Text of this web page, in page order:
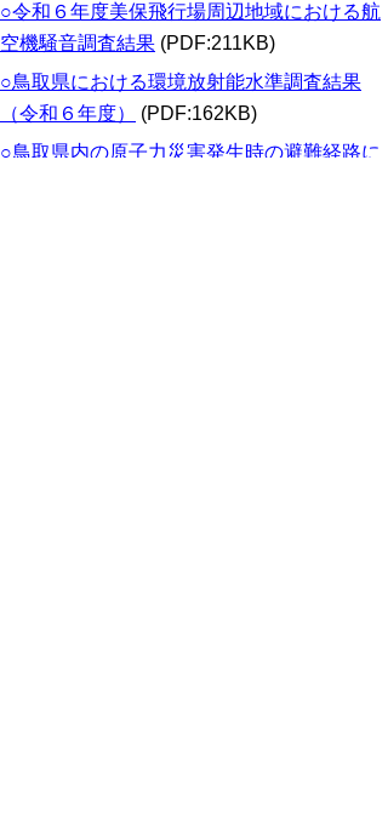
○令和６年度美保飛行場周辺地域における航
空機騒音調査結果 (PDF:211KB)
○鳥取県における環境放射能水準調査結果
（令和６年度）
(PDF:162KB)
○鳥取県内の原子力災害発生時の避難経路に